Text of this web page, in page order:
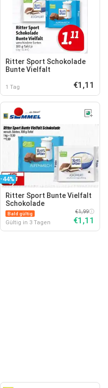
Ritter Sport Schokolade
Bunte Vielfalt
1 Tag €1,11
-44%
Ritter Sport Bunte Vielfalt
Schokolade
Bald gültig
Gültig in 3 Tagen
€1,99
€1,11